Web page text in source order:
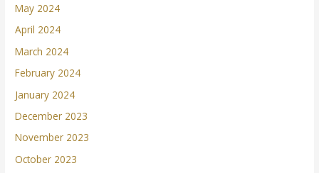
May 2024
April 2024
March 2024
February 2024
January 2024
December 2023
November 2023
October 2023